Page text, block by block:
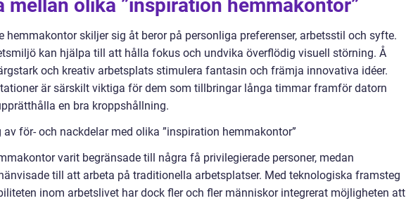
mellan olika ”inspiration hemmakontor”
hemmakontor skiljer sig åt beror på personliga preferenser, arbetsstil och syfte.
kan hjälpa till att hålla fokus och undvika överflödig visuell störning. Å
och kreativ arbetsplats stimulera fantasin och främja innovativa idéer.
är särskilt viktiga för dem som tillbringar långa timmar framför datorn
en bra kroppshållning.
för- och nackdelar med olika ”inspiration hemmakontor”
varit begränsade till några få privilegierade personer, medan
till att arbeta på traditionella arbetsplatser. Med teknologiska framsteg
inom arbetslivet har dock fler och fler människor integrerat möjligheten att